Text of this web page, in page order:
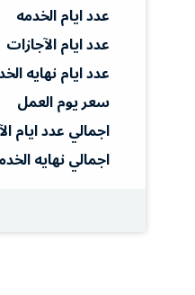
عدد ايام الخدمه
عدد ايام الآجازات
عدد ايام نهايه
سعر يوم العمل
اجمالي عدد ايام
اجمالي نهايه